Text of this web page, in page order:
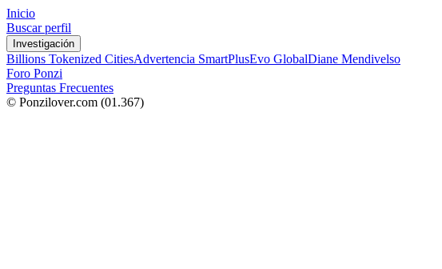
Inicio
Buscar perfil
Investigación
Billions Tokenized CitiesAdvertencia SmartPlusEvo GlobalDiane Mendivelso
Foro Ponzi
Preguntas Frecuentes
© Ponzilover.com (01.367)